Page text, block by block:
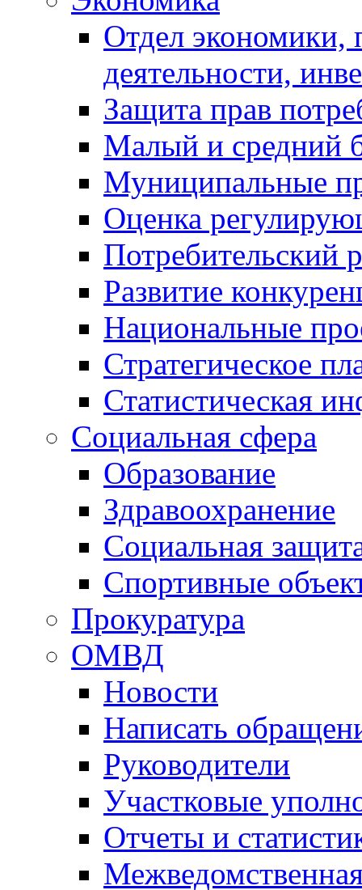
Отдел экономики,
деятельности,
Защита прав
Малый и средний
Муниципальные
Оценка
Потребительский
Развитие
Национальные
Стратегическое
Статистическая
Социальная сфера
Образование
Здравоохранение
Социальная
Спортивные
Прокуратура
ОМВД
Новости
Написать
Руководители
Участковые
Отчеты и